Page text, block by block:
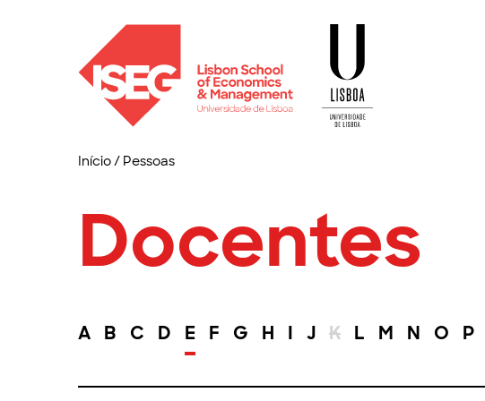
Início/ Pessoas
Docentes
A B C D E F G H I J K L M N O P